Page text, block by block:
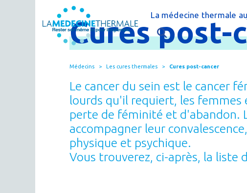
La médecine thermale
C'est quoi la
FAQ - Questions
Médecins Les cures thermales Cures post-cancer
Curespost-
Le cancer du sein est le cancer
lourds qu'il requiert, les
perte de féminité et d'abandon.
accompagner leur
physique et psy­chique.
Vous trouverez, ci-après, la liste